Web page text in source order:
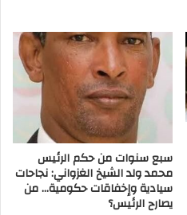
سبع سنوات من حكم الرئيس
محمد ولد الشيخ الغزواني: نجاحات
سيادية وإخفاقات حكومية… من
يصارح الرئيس؟